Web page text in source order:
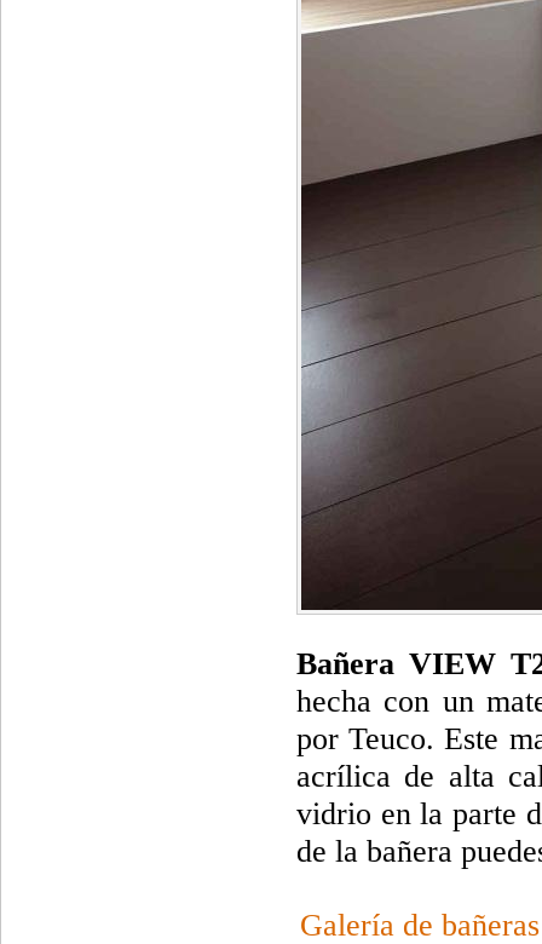
Bañera VIEW
hecha con un
por Teuco. Este
acrílica de alta
vidrio en la parte
de la bañera
Galería de